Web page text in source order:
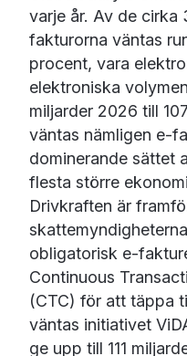
varje år. Av de cirka
fakturorna väntas
procent, vara
elektroniska
miljarder 2026 till
väntas nämligen e-
dominerande sättet
flesta större
Drivkraften är
obligatorisk e-
Continuous
(CTC) för att täppa
väntas initiativet
ge upp till 111